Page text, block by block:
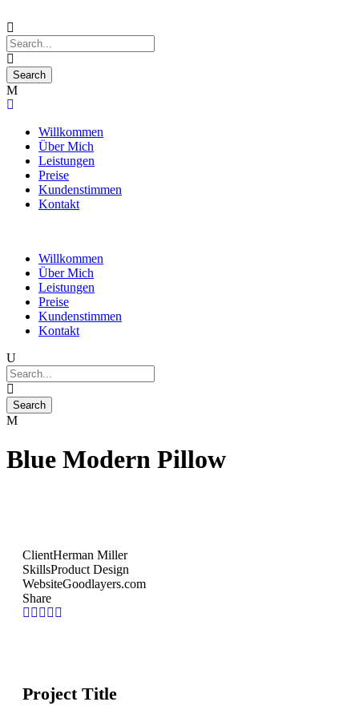
Willkommen
Über Mich
Leistungen
Preise
Kundenstimmen
Kontakt
Willkommen
Über Mich
Leistungen
Preise
Kundenstimmen
Kontakt
Blue Modern Pillow
ClientHerman Miller
SkillsProduct Design
WebsiteGoodlayers.com
Share
Project Title